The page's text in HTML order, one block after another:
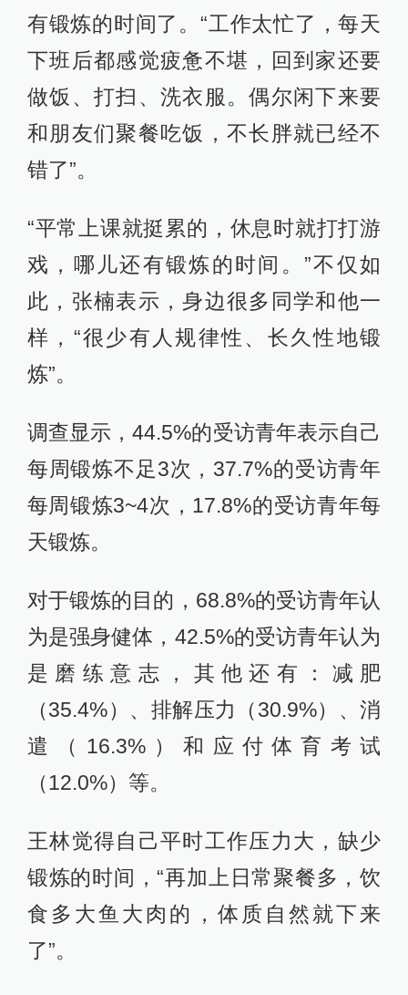
有锻炼的时间了。“工作太忙了，每天
下班后都感觉疲惫不堪，回到家还要
做饭、打扫、洗衣服。偶尔闲下来要
和朋友们聚餐吃饭，不长胖就已经不
错了”。
“平常上课就挺累的，休息时就打打游
戏，哪儿还有锻炼的时间。”不仅如
此，张楠表示，身边很多同学和他一
样，“很少有人规律性、长久性地锻
炼”。
调查显示，44.5%的受访青年表示自己
每周锻炼不足3次，37.7%的受访青年
每周锻炼3~4次，17.8%的受访青年每
天锻炼。
对于锻炼的目的，68.8%的受访青年认
为是强身健体，42.5%的受访青年认为
是磨练意志，其他还有：减肥
（35.4%）、排解压力（30.9%）、消
遣（16.3%）和应付体育考试
（12.0%）等。
王林觉得自己平时工作压力大，缺少
锻炼的时间，“再加上日常聚餐多，饮
食多大鱼大肉的，体质自然就下来
了”。